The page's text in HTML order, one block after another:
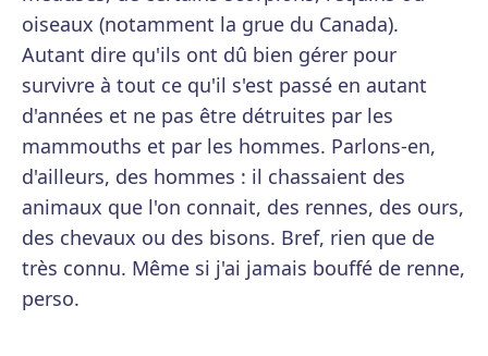
oiseaux (notamment la grue du Canada).
Autant dire qu'ils ont dû bien gérer pour
survivre à tout ce qu'il s'est passé en autant
d'années et ne pas être détruites par les
mammouths et par les hommes. Parlons-en,
d'ailleurs, des hommes : il chassaient des
animaux que l'on connait, des rennes, des ours,
des chevaux ou des bisons. Bref, rien que de
très connu. Même si j'ai jamais bouffé de renne,
perso.